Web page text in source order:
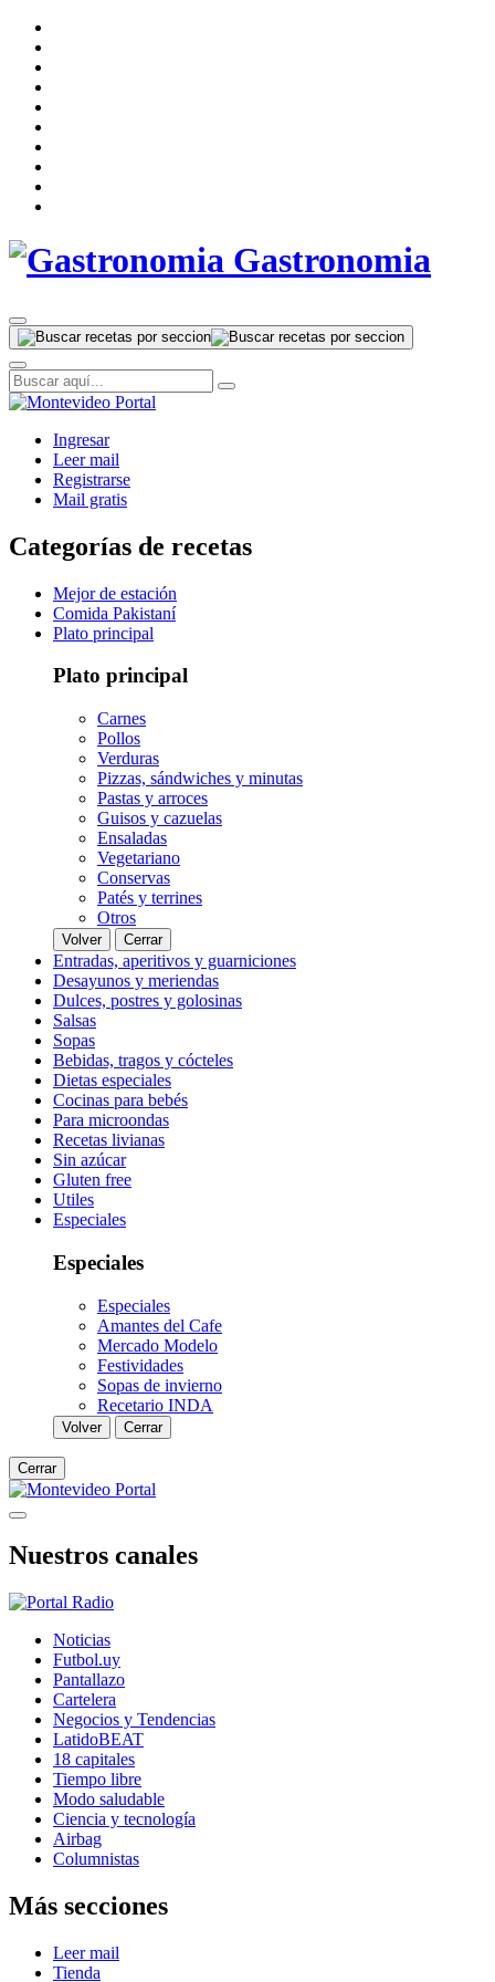
Gastronomia
Ingresar
Leer mail
Registrarse
Mail gratis
Categorías de recetas
Mejor de estación
Comida Pakistaní
Plato principal
Plato principal
Carnes
Pollos
Verduras
Pizzas, sándwiches y minutas
Pastas y arroces
Guisos y cazuelas
Ensaladas
Vegetariano
Conservas
Patés y terrines
Otros
Volver Cerrar
Entradas, aperitivos y guarniciones
Desayunos y meriendas
Dulces, postres y golosinas
Salsas
Sopas
Bebidas, tragos y cócteles
Dietas especiales
Cocinas para bebés
Para microondas
Recetas livianas
Sin azúcar
Gluten free
Utiles
Especiales
Especiales
Especiales
Amantes del Cafe
Mercado Modelo
Festividades
Sopas de invierno
Recetario INDA
Volver Cerrar
Cerrar
Nuestros canales
Noticias
Futbol.uy
Pantallazo
Cartelera
Negocios y Tendencias
LatidoBEAT
18 capitales
Tiempo libre
Modo saludable
Ciencia y tecnología
Airbag
Columnistas
Más secciones
Leer mail
Tienda